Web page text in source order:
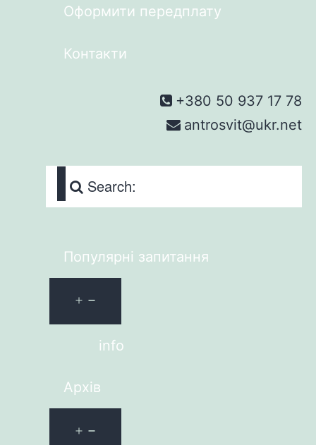
Оформити передплату
Контакти
+380 50 937 17 78
antrosvit@ukr.net
Search:
Популярні запитання
info
Архів